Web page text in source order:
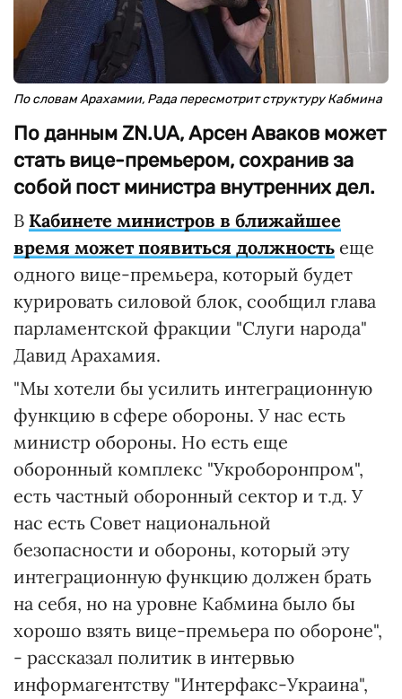
По словам Арахамии, Рада пересмотрит структуру Кабмина
По данным ZN.UA, Арсен Аваков может
стать вице-премьером, сохранив за
собой пост министра внутренних дел.
В Кабинете министров в ближайшее
время может появиться должность еще
одного вице-премьера, который будет
курировать силовой блок, сообщил глава
парламентской фракции "Слуги народа"
Давид Арахамия.
"Мы хотели бы усилить интеграционную
функцию в сфере обороны. У нас есть
министр обороны. Но есть еще
оборонный комплекс "Укроборонпром",
есть частный оборонный сектор и т.д. У
нас есть Совет национальной
безопасности и обороны, который эту
интеграционную функцию должен брать
на себя, но на уровне Кабмина было бы
хорошо взять вице-премьера по обороне",
- рассказал политик в интервью
информагентству "Интерфакс-Украина",